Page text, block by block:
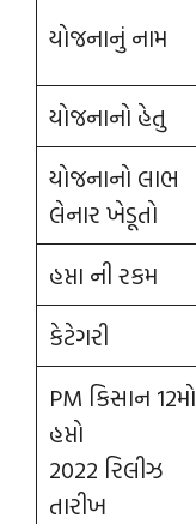
યોજનાનું નામ
યોજનાનો હેતુ
યોજનાનો લાભ
લેનાર ખેડૂતો
હપ્તા ની રકમ
કેટેગરી
PM કિસાન 12મો
હપ્તો
2022 રિલીઝ
તારીખ